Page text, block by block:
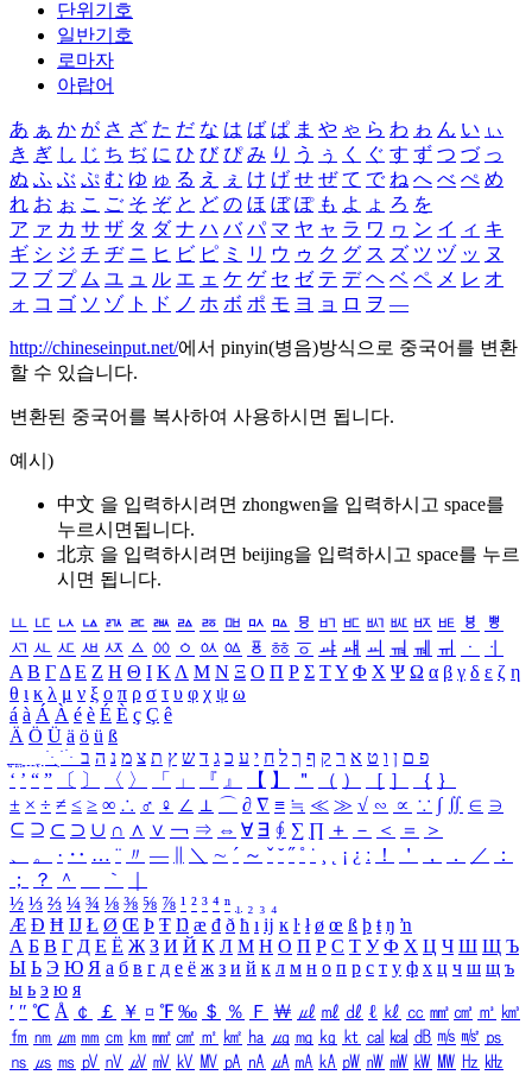
단위기호
일반기호
로마자
아랍어
あ ぁ か が さ ざ た だ な は ば ぱ ま や ゃ ら わ ゎ ん い ぃ
き ぎ し じ ち ぢ に ひ び ぴ み り う ぅ く ぐ す ず つ づ っ
ぬ ふ ぶ ぷ む ゆ ゅ る え ぇ け げ せ ぜ て で ね へ べ ぺ め
れ お ぉ こ ご そ ぞ と ど の ほ ぼ ぽ も よ ょ ろ を
ア ァ カ サ ザ タ ダ ナ ハ バ パ マ ヤ ャ ラ ワ ヮ ン イ ィ キ
ギ シ ジ チ ヂ ニ ヒ ビ ピ ミ リ ウ ゥ ク グ ス ズ ツ ヅ ッ ヌ
フ ブ プ ム ユ ュ ル エ ェ ケ ゲ セ ゼ テ デ ヘ ベ ペ メ レ オ
ォ コ ゴ ソ ゾ ト ド ノ ホ ボ ポ モ ヨ ョ ロ ヲ ―
http://chineseinput.net/에서 pinyin(병음)방식으로 중국어를 변환
할 수 있습니다.
변환된 중국어를 복사하여 사용하시면 됩니다.
예시)
中文 을 입력하시려면 zhongwen을 입력하시고 space를
누르시면됩니다.
北京 을 입력하시려면 beijing을 입력하시고 space를 누르
시면 됩니다.
ㅥ ㅦ ㅧ ㅨ ㅩ ㅪ ㅫ ㅬ ㅭ ㅮ ㅯ ㅰ ㅱ ㅲ ㅳ ㅴ ㅵ ㅶ ㅷ ㅸ
ㅹ
ㅺ ㅻ ㅼ ㅽ ㅾ ㅿ ㆀ ㆁ ㆂ ㆃ ㆄ ㆅ ㆆ ㆇ ㆈ ㆉ ㆊ ㆋ ㆌ ㆍ
ㆎ
Α Β ΓΔ Ε Ζ Η Θ Ι ΚΛ Μ Ν Ξ Ο Π Ρ Σ ΤΥ Φ Χ Ψ Ω α β γ δ ε ζ η
θ ι κ λ μ ν ξ ο π ρ σ τ υ φ χ ψ ω
á à Á À é è É È ç Ç ê
Ä Ö Ü ä ö ü ß
ִֶֹ ֻּ ׁׂ פ ם ן ו ט א ר ק ף ך ל ח י ע כ ג ד ש ץ ת צ מ נ ה ב
‘ ’ “ ” 〔 〕 〈 〉 「 」 『 』 【 】 ＂ （ ） ［ ］ ｛ ｝
± × ÷ ≠ ≤ ≥ ∞ ∴ ♂ ♀ ∠ ⊥ ⌒ ∂ ∇ ≡ ≒ ≪ ≫ √ ∽ ∝ ∵ ∫ ∬ ∈ ∋
⊆ ⊇ ⊂ ⊃ ∪ ∩ ∧ ∨ ￢ ⇒ ⇔ ∀ ∃ ∮ ∑ ∏ ＋ － ＜ ＝
＞
、
。 · ‥ … ¨ 〃 ― ＼ ∼ ´ ～ ˇ ˘ ˝ ˚ ˙ ¸ ¡ ¿ ː ！ ＇ ， ． ／
：
；
？ ＾ ｀
½ ⅓ ⅔ ¼ ¾ ⅛ ⅜ ⅝ ⅞ ¹ ² ³ ⁴ ⁿ ₁ ₂ ₃ ₄
Æ Ð Ħ Ĳ Ł Ø Œ Þ Ŧ Ŋ æ đ ð ħ ı ĳ ĸ ŀ ł ø œ ß þ ŧ ŋ ŉ
А Б В Г Д Е Ё Ж З И Й К Л М Н О П Р С Т У Ф Х Ц Ч Ш Щ Ъ
Ы Ь Э Ю Я а б в г д е ё ж з и й к л м н о п р с т у ф х ц ч ш щ ъ
ы ь э ю я
′ ″ ℃ Å ￠ ￡ ￥ ¤ ℉ ‰ ＄ ％ Ｆ ￦ ㎕ ㎖ ㎗ ℓ ㎘ ㏄ ㎣ ㎤ ㎥ ㎦
㎙ ㎚ ㎛ ㎜ ㎝ ㎞ ㎟ ㎠ ㎡ ㎢ ㏊ ㎍ ㎎ ㎏ ㏏ ㎈ ㎉ ㏈ ㎧ ㎨ ㎰
㎱ ㎲ ㎳ ㎴ ㎵ ㎶ ㎷ ㎸ ㎹ ㎀ ㎁ ㎂ ㎃ ㎄ ㎺ ㎻ ㎽ ㎾ ㎿ ㎐ ㎑